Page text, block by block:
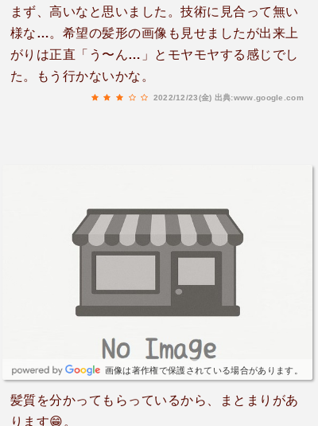
まず、高いなと思いました。技術に見合って無い
様な…。希望の髪形の画像も見せましたが出来上
がりは正直「う〜ん…」とモヤモヤする感じでし
た。もう行かないかな。
2022/12/23(金) 出典:www.google.com
画像は著作権で保護されている場合があります。
髪質を分かってもらっているから、まとまりがあ
ります😁。